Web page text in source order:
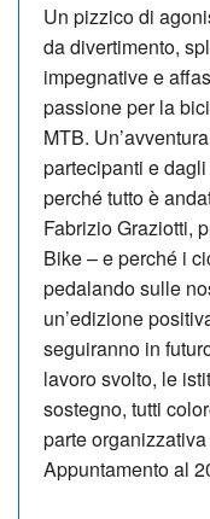
Un pizzico di
da divertimento,
impegnative e
passione per la
MTB.
partecipanti e
perché tutto è
Fabrizio Graziotti,
Bike – e perché i
pedalando sulle
un’edizione
seguiranno in
lavoro svolto, le
sostegno, tutti
parte
Appuntamento al